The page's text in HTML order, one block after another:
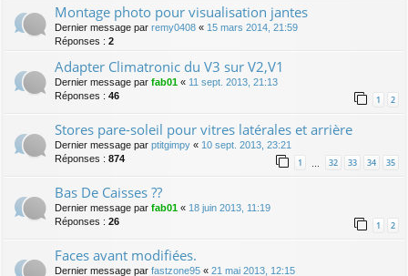
Montage photo pour visualisation jantes
Dernier message par remy0408 « 15 mars 2014, 21:59
Réponses : 2
Adapter Climatronic du V3 sur V2,V1
Dernier message par fab01 « 11 sept. 2013, 21:13
Réponses : 46 1 2
Stores pare-soleil pour vitres latérales et arrière
Dernier message par ptitgimpy « 10 sept. 2013, 23:21
Réponses : 874 1 32 33 34 35
Bas De Caisses ??
Dernier message par fab01 « 18 juin 2013, 11:19
Réponses : 26 1 2
Faces avant modifiées.
Dernier message par fastzone95 « 21 mai 2013, 12:15